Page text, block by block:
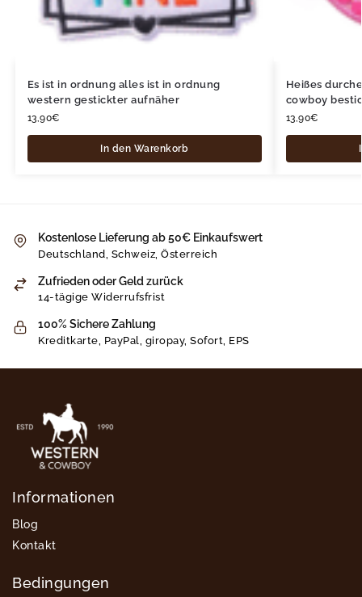
Es ist in ordnung alles ist in ordnung
western gestickter aufnäher
13,90€
In den Warenkorb
Heißes
cowboy
13,90€
Kostenlose Lieferung ab 50€ Einkaufswert
Deutschland, Schweiz, Österreich
Zufrieden oder Geld zurück
14-tägige Widerrufsfrist
100% Sichere Zahlung
Kreditkarte, PayPal, giropay, Sofort, EPS
Informationen
Blog
Kontakt
Bedingungen